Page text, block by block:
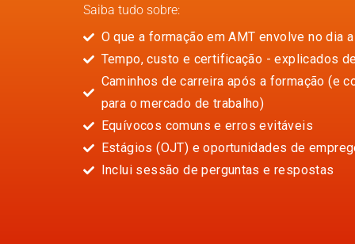
Saiba tudo sobre:
O que a formação em AMT envolve no dia
Tempo, custo e certificação - explicados
Caminhos de carreira após a formação (e
para o mercado de trabalho)
Equívocos comuns e erros evitáveis
Estágios (OJT) e oportunidades de
Inclui sessão de perguntas e respostas